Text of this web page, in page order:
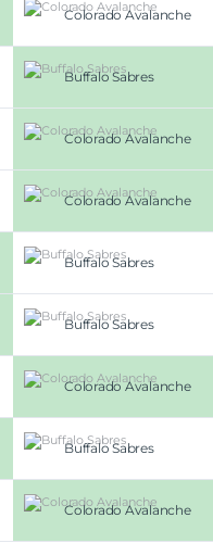
Colorado Avalanche
Buffalo Sabres
Colorado Avalanche
Colorado Avalanche
Buffalo Sabres
Buffalo Sabres
Colorado Avalanche
Buffalo Sabres
Colorado Avalanche